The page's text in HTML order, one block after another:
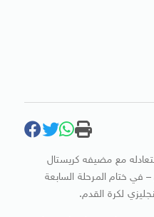
مع مضيفه كريستال
النخبة 3-3 -الاثنين – في ختام المرحلة السابعة
لكرة القدم.